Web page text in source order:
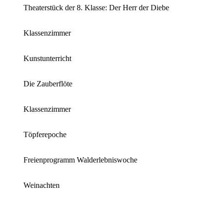
Theaterstück der 8. Klasse: Der Herr der Diebe
Klassenzimmer
Kunstunterricht
Die Zauberflöte
Klassenzimmer
Töpferepoche
Freienprogramm Walderlebniswoche
Weinachten